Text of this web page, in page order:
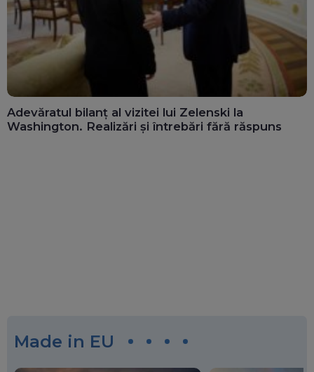
Adevăratul bilanț al vizitei lui Zelenski la
Washington. Realizări și întrebări fără răspuns
Made in EU